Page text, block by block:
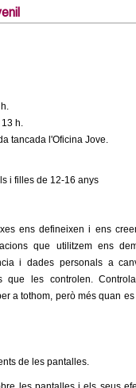
h.
tancada l'Oficina Jove.
i filles de 12-16 anys
ens defineixen i ens
que utilitzem ens
i dades personals a
que les controlen.
a tothom, però més quan es
de les pantalles.